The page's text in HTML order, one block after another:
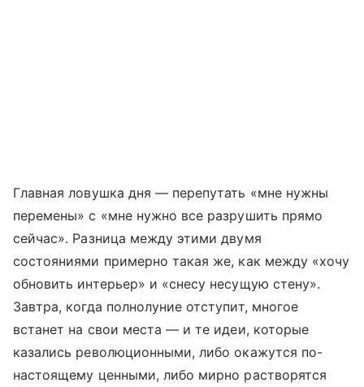
Главная ловушка дня — перепутать «мне нужны
перемены» с «мне нужно все разрушить прямо
сейчас». Разница между этими двумя
состояниями примерно такая же, как между «хочу
обновить интерьер» и «снесу несущую стену».
Завтра, когда полнолуние отступит, многое
встанет на свои места — и те идеи, которые
казались революционными, либо окажутся по-
настоящему ценными, либо мирно растворятся